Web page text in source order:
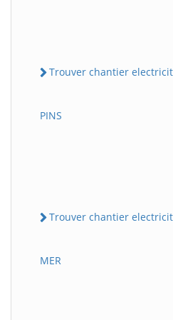
Trouver chantier
PINS
Trouver chantier
MER